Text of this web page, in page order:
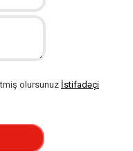
olursunuz İstifadəçi